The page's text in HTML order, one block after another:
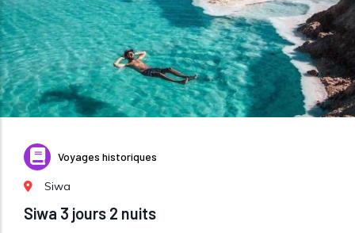
Voyages historiques
Siwa
Siwa 3 jours 2 nuits